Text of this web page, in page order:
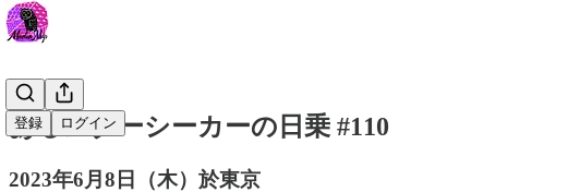
登録 ログイン
あるスターシーカーの日乗 #110
2023年6月8日（木）於東京